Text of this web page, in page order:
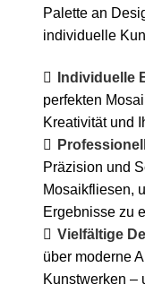
Palette an
individuelle
Individuelle
perfekten
Kreativität und
Präzision und
Mosaikfliesen,
Ergebnisse zu
Vielfältige
über moderne
Kunstwerken –